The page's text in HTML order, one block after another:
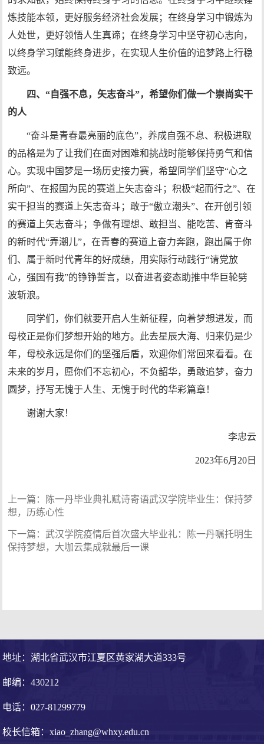
炼技能本领，更好服务经济社会发展；在终身学习中锻炼为
人处世，更好领悟人生真谛；在终身学习中坚守初心志向，
以终身学习赋能终身进步，在实现人生价值的追梦路上行稳
致远。
四、“自强不息，矢志奋斗”，希望你们做一个崇尚实干
的人
“奋斗是青春最亮丽的底色”，养成自强不息、积极进取
的品格是为了让我们在面对困难和挑战时能够保持勇气和信
心。实现中国梦是一场历史接力赛，希望同学们坚守“心之
所向”、在报国为民的赛道上矢志奋斗；积极“起而行之”、在
实干担当的赛道上矢志奋斗；敢于“傲立潮头”、在开创引领
的赛道上矢志奋斗；争做有理想、敢担当、能吃苦、肯奋斗
的新时代“弄潮儿”，在青春的赛道上奋力奔跑，跑出属于你
们、属于新时代青年的好成绩，用实际行动践行“请党放
心，强国有我”的铮铮誓言，以奋进者姿态助推中华巨轮劈
波斩浪。
同学们，你们就要开启人生新征程，向着梦想进发，而
母校正是你们梦想开始的地方。此去星辰大海、归来仍是少
年，母校永远是你们的坚强后盾，欢迎你们常回来看看。在
未来的岁月，愿你们不忘初心，不负韶华，勇敢追梦，奋力
圆梦，抒写无愧于人生、无愧于时代的华彩篇章！
谢谢大家！
李忠云
2023年6月20日
上一篇：
陈一丹毕业典礼赋诗寄语武汉学院毕业生：保持梦
想，历练心性
下一篇： 武汉学院疫情后首次盛大毕业礼：陈一丹嘱托明生
保持梦想，大咖云集成就最后一课
地址：湖北省武汉市江夏区黄家湖大道333号
邮编：430212
电话：027-81299779
校长信箱：xiao_zhang@whxy.edu.cn